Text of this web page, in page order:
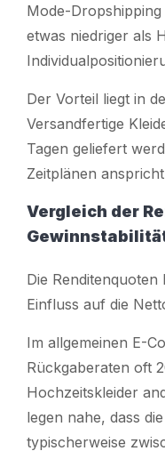
Mode-
etwas niedriger als
Der Vorteil liegt in
Versandfertige
Tagen geliefert
Zeitplänen
Vergleich der
Die
Einfluss auf die
Im allgemeinen E-
Rückgaberaten oft
Hochzeitskleider
legen nahe, dass
typischerweise